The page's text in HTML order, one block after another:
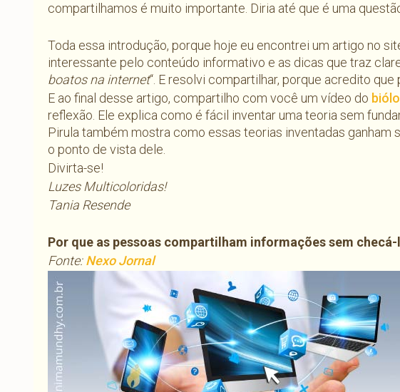
compartilhamos é muito importante. Diria até que é uma
Toda essa introdução, porque hoje eu encontrei um artigo no
interessante pelo conteúdo informativo e as dicas que traz
boatos na internet“. E resolvi compartilhar, porque acredito que
E ao final desse artigo, compartilho com você um vídeo do
reflexão. Ele explica como é fácil inventar uma teoria sem
Pirula também mostra como essas teorias inventadas ganham
o ponto de vista dele.
Divirta-se!
Luzes Multicoloridas!
Tania Resende
Por que as pessoas compartilham informações sem checá-
Fonte:Nexo Jornal